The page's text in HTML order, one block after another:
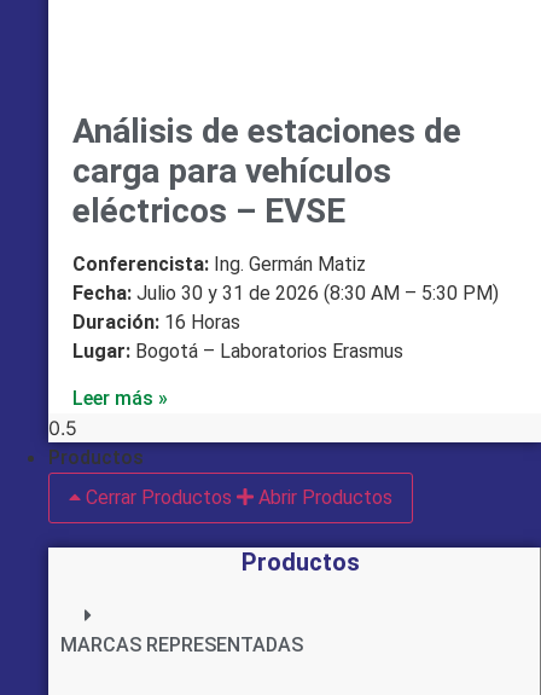
Análisis de estaciones de
carga para vehículos
eléctricos – EVSE
Conferencista: Ing. Germán Matiz
Fecha: Julio 30 y 31 de 2026 (8:30 AM – 5:30 PM)
Duración: 16 Horas
Lugar: Bogotá – Laboratorios Erasmus
Leer más »
Productos
Cerrar Productos
Abrir Productos
Productos
MARCAS REPRESENTADAS